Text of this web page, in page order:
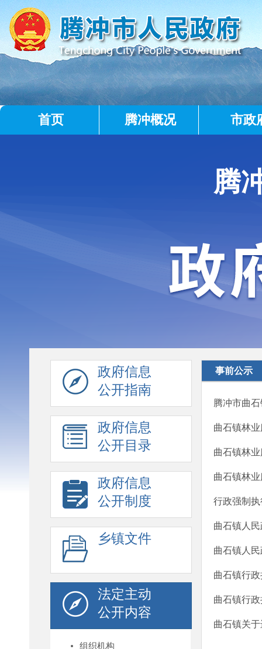
首页 腾冲概况 市政
腾
政府信息
公开指南
政府信息
公开目录
政府信息
公开制度
乡镇文件
法定主动
公开内容
组织机构
事前公示
腾冲市曲
曲石镇林
曲石镇林
曲石镇林
行政强制
曲石镇人
曲石镇人
曲石镇行
曲石镇行
曲石镇关